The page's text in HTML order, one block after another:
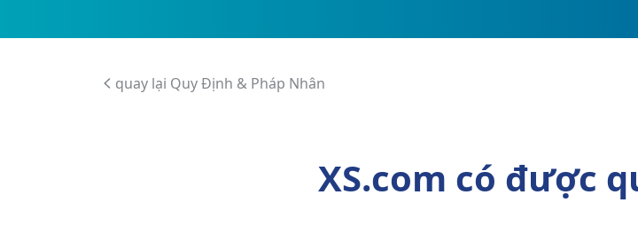
quay lại Quy Định & Pháp Nhân
XS.com có được